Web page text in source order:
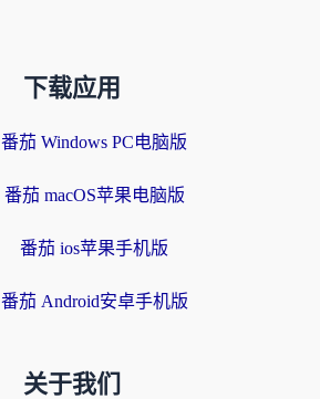
下载应用
番茄 Windows PC电脑版
番茄 macOS苹果电脑版
番茄 ios苹果手机版
番茄 Android安卓手机版
关于我们